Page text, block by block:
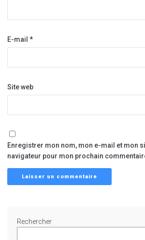
E-mail *
Site web
Enregistrer mon nom, mon e-mail et mon
navigateur pour mon prochain
Rechercher